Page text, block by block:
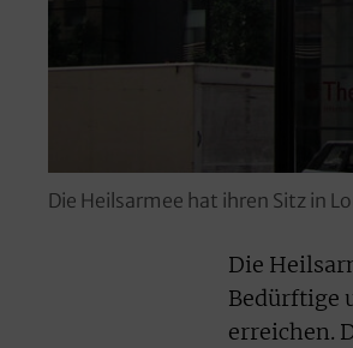
Die Heilsarmee hat ihren Sitz in
Die
Bedürftige
erreichen.